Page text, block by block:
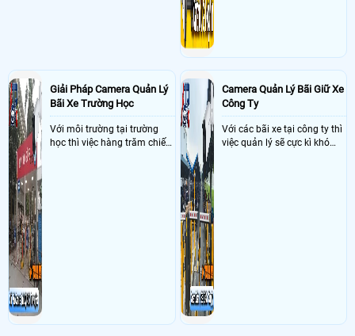
Giải Pháp Camera Quản Lý
Bãi Xe Trường Học
Với môi trường tại trường
học thì việc hàng trăm chiếc
Camera Quản Lý Bãi Giữ Xe
Công Ty
Với các bãi xe tại công ty thì
việc quản lý sẽ cực kì khó